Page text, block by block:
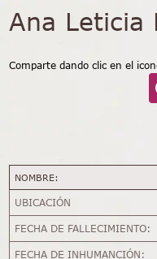
Ana Leticia
Comparte dando clic en el
NOMBRE:
UBICACIÓN
FECHA DE FALLECIMIENTO:
FECHA DE INHUMANCIÓN: